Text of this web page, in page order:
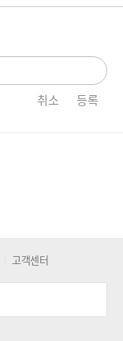
취소 등록
고객센터